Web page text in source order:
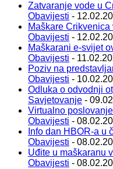
Zatvaranje vode u
Obavijesti -
Maškare
Obavijesti -
Maškarani e-svijet
Obavijesti -
Poziv na
Obavijesti -
Odluka o odvodnji
Savjetovanje -
Virtualno
Obavijesti -
Info dan HBOR-a u
Obavijesti -
Uđite u maškaranu
Obavijesti -